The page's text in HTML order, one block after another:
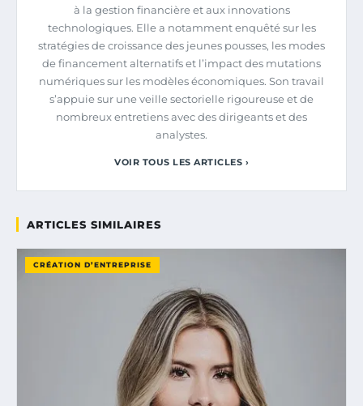
à la gestion financière et aux innovations
technologiques. Elle a notamment enquêté sur les
stratégies de croissance des jeunes pousses, les modes
de financement alternatifs et l’impact des mutations
numériques sur les modèles économiques. Son travail
s’appuie sur une veille sectorielle rigoureuse et de
nombreux entretiens avec des dirigeants et des
analystes.
VOIR TOUS LES ARTICLES ›
ARTICLES SIMILAIRES
CRÉATION D’ENTREPRISE